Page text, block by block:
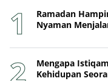
Ramadan
Nyaman
Mengapa
Kehidupan